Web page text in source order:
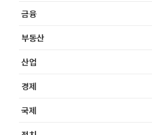
금융
부동산
산업
경제
국제